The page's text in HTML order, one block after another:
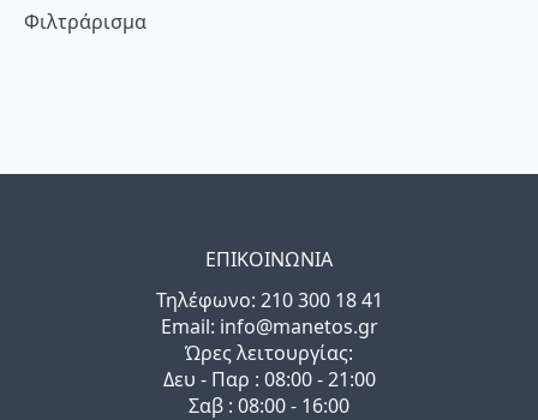
Φιλτράρισμα
ΕΠΙΚΟΙΝΩΝΙΑ
Τηλέφωνo: 210 300 18 41
Email: info@manetos.gr
Ώρες λειτουργίας:
Δευ - Παρ : 08:00 - 21:00
Σαβ : 08:00 - 16:00